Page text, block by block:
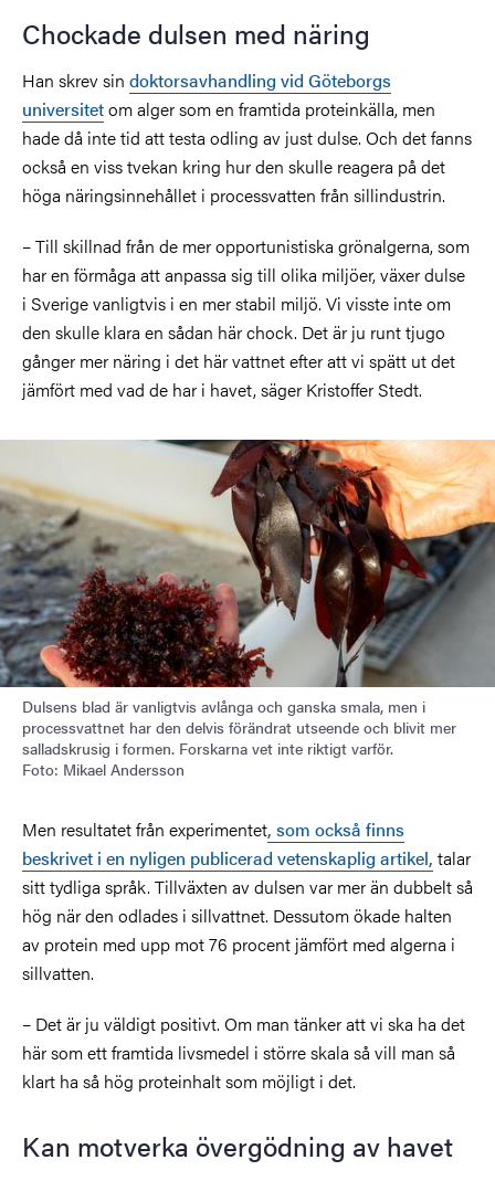
Chockade dulsen med näring
Han skrev sin doktorsavhandling vid Göteborgs
universitetom alger som en framtida proteinkälla, men
hade då inte tid att testa odling av just dulse. Och det fanns
också en viss tvekan kring hur den skulle reagera på det
höga näringsinnehållet i processvatten från sillindustrin.
– Till skillnad från de mer opportunistiska grönalgerna, som
har en förmåga att anpassa sig till olika miljöer, växer dulse
i Sverige vanligtvis i en mer stabil miljö. Vi visste inte om
den skulle klara en sådan här chock. Det är ju runt tjugo
gånger mer näring i det här vattnet efter att vi spätt ut det
jämfört med vad de har i havet, säger Kristoffer Stedt.
Bild
Dulsens blad är vanligtvis avlånga och ganska smala, men i
processvattnet har den delvis förändrat utseende och blivit mer
salladskrusig i formen. Forskarna vet inte riktigt varför.
Foto: Mikael Andersson
Men resultatet från experimentet, som också finns
beskrivet i en nyligen publicerad vetenskaplig artikel, talar
sitt tydliga språk. Tillväxten av dulsen var mer än dubbelt så
hög när den odlades i sillvattnet. Dessutom ökade halten
av protein med upp mot 76 procent jämfört med algerna i
sillvatten.
– Det är ju väldigt positivt. Om man tänker att vi ska ha det
här som ett framtida livsmedel i större skala så vill man så
klart ha så hög proteinhalt som möjligt i det.
Kan motverka övergödning av havet